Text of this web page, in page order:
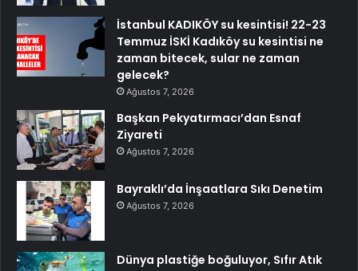
İstanbul KADIKÖY su kesintisi! 22-23
Temmuz İSKİ Kadıköy su kesintisi ne
zaman bitecek, sular ne zaman
gelecek?
Ağustos 7, 2026
Başkan Pekyatırmacı’dan Esnaf
Ziyareti
Ağustos 7, 2026
Bayraklı’da İnşaatlara Sıkı Denetim
Ağustos 7, 2026
Dünya plastiğe boğuluyor, Sıfır Atık